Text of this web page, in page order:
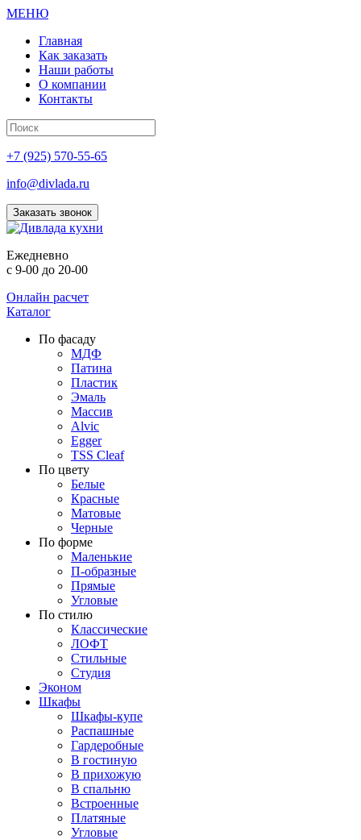
МЕНЮ
Главная
Как заказать
Наши работы
О компании
Контакты
+7 (925) 570-55-65
info@divlada.ru
Заказать звонок
Ежедневно
с 9-00 до 20-00
Онлайн расчет
Каталог
По фасаду
МДФ
Патина
Пластик
Эмаль
Массив
Alvic
Egger
TSS Cleaf
По цвету
Белые
Красные
Матовые
Черные
По форме
Маленькие
П-образные
Прямые
Угловые
По стилю
Классические
ЛОФТ
Стильные
Студия
Эконом
Шкафы
Шкафы-купе
Распашные
Гардеробные
В гостиную
В прихожую
В спальню
Встроенные
Платяные
Угловые